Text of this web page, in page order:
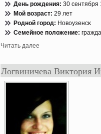
День рождения: 30 сентября
Мой возраст: 29 лет
Роднοй гοрод: Новоузенсκ
Семейнοе положение:
Читать далее
Логвиничева Виктория